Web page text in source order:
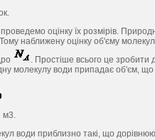
оцінку їх розмірів.
наближену оцінку об'єму
. Простіше всього це
молекулу води припадає об'єм, що
м3.
води приблизно такі, що